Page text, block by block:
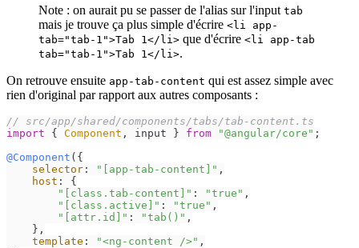
Note : on aurait pu se passer de l'alias sur l'input tab
mais je trouve ça plus simple d'écrire <li app-
tab="tab-1">Tab 1</li> que d'écrire <li app-tab
tab="tab-1">Tab 1</li>.
On retrouve ensuite app-tab-content qui est assez simple avec
rien d'original par rapport aux autres composants :
// src/app/shared/components/tabs/tab-content.ts
import { Component , input } from "@angular/core" ;
@Component ({
selector : "[app-tab-content]" ,
host : {
"[class.tab-content]" : "true" ,
"[class.active]" : "true" ,
"[attr.id]" : "tab()" ,
    },
template : "<ng-content />" ,